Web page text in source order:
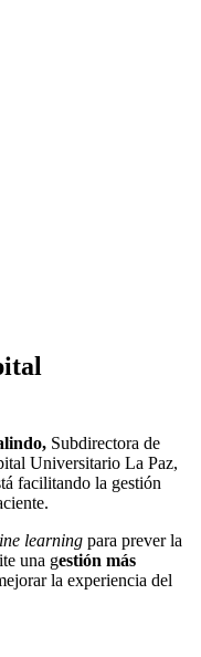
Subdirectora de
Universitario La Paz,
facilitando la gestión
learning para prever la
una gestión más
la experiencia del